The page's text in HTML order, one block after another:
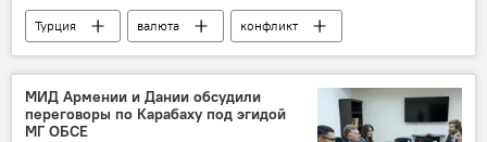
Турция валюта
конфликт
падение
доллары
МИД Армении и Дании обсудили
переговоры по Карабаху под эгидой
МГ ОБСЕ